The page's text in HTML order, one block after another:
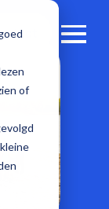
of